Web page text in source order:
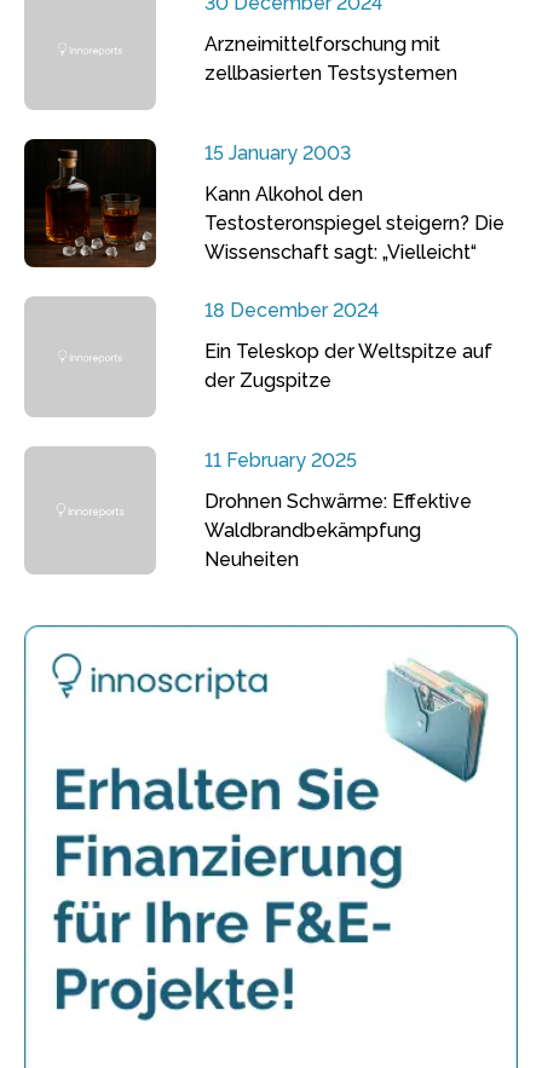
Arzneimittelforschung mit
zellbasierten Testsystemen
15 January 2003
Kann Alkohol den
Testosteronspiegel steigern? Die
Wissenschaft sagt: „Vielleicht“
18 December 2024
Ein Teleskop der Weltspitze auf
der Zugspitze
11 February 2025
Drohnen Schwärme: Effektive
Waldbrandbekämpfung
Neuheiten